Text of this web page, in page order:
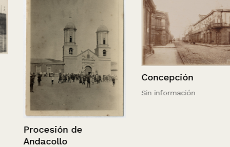
Procesión de
Andacollo
Concepción
Sin información